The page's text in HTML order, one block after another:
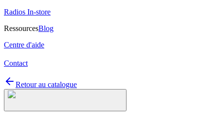
Radios In-store
RessourcesBlog
Centre d'aide
Contact
Retour au catalogue